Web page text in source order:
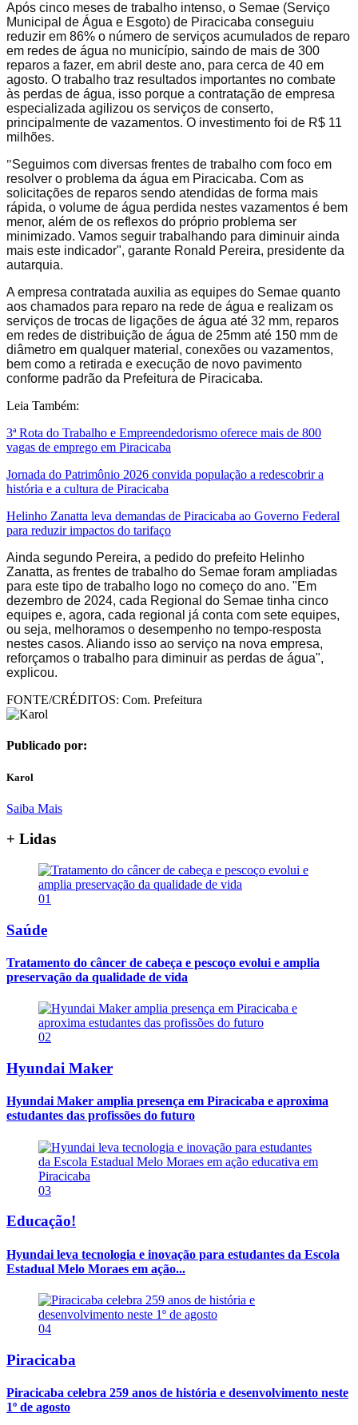
Após cinco meses de trabalho intenso, o Semae (Serviço
Municipal de Água e Esgoto) de Piracicaba conseguiu
reduzir em 86% o número de serviços acumulados de reparo
em redes de água no município, saindo de mais de 300
reparos a fazer, em abril deste ano, para cerca de 40 em
agosto. O trabalho traz resultados importantes no combate
às perdas de água, isso porque a contratação de empresa
especializada agilizou os serviços de conserto,
principalmente de vazamentos. O investimento foi de R$ 11
milhões.
"Seguimos com diversas frentes de trabalho com foco em
resolver o problema da água em Piracicaba. Com as
solicitações de reparos sendo atendidas de forma mais
rápida, o volume de água perdida nestes vazamentos é bem
menor, além de os reflexos do próprio problema ser
minimizado. Vamos seguir trabalhando para diminuir ainda
mais este indicador", garante Ronald Pereira, presidente da
autarquia.
A empresa contratada auxilia as equipes do Semae quanto
aos chamados para reparo na rede de água e realizam os
serviços de trocas de ligações de água até 32 mm, reparos
em redes de distribuição de água de 25mm até 150 mm de
diâmetro em qualquer material, conexões ou vazamentos,
bem como a retirada e execução de novo pavimento
conforme padrão da Prefeitura de Piracicaba.
Leia Também:
3ª Rota do Trabalho e Empreendedorismo oferece mais de 800
vagas de emprego em Piracicaba
Jornada do Patrimônio 2026 convida população a redescobrir a
história e a cultura de Piracicaba
Helinho Zanatta leva demandas de Piracicaba ao Governo Federal
para reduzir impactos do tarifaço
Ainda segundo Pereira, a pedido do prefeito Helinho
Zanatta, as frentes de trabalho do Semae foram ampliadas
para este tipo de trabalho logo no começo do ano. "Em
dezembro de 2024, cada Regional do Semae tinha cinco
equipes e, agora, cada regional já conta com sete equipes,
ou seja, melhoramos o desempenho no tempo-resposta
nestes casos. Aliando isso ao serviço na nova empresa,
reforçamos o trabalho para diminuir as perdas de água",
explicou.
FONTE/CRÉDITOS: Com. Prefeitura
Publicado por:
Karol
Saiba Mais
+ Lidas
01
Saúde
Tratamento do câncer de cabeça e pescoço evolui e amplia
preservação da qualidade de vida
02
Hyundai Maker
Hyundai Maker amplia presença em Piracicaba e aproxima
estudantes das profissões do futuro
03
Educação!
Hyundai leva tecnologia e inovação para estudantes da Escola
Estadual Melo Moraes em ação...
04
Piracicaba
Piracicaba celebra 259 anos de história e desenvolvimento neste
1º de agosto